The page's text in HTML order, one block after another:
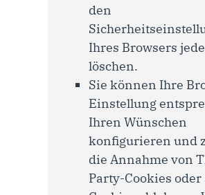
den
Ihres Browsers
löschen.
Sie können Ihre
Einstellung
Ihren Wünschen
konfigurieren und
die Annahme von
Party-Cookies oder